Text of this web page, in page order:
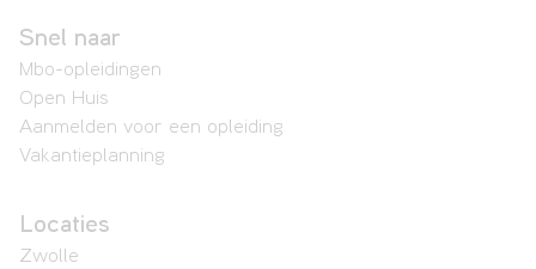
Snel naar
Mbo-opleidingen
Open Huis
Aanmelden voor een opleiding
Vakantieplanning
Locaties
Zwolle